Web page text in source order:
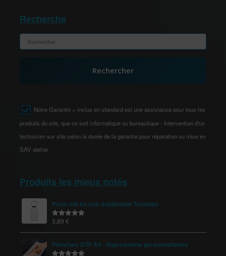
Recherche
Rechercher
Notre Garantie + inclus en standard est une assistance pour tous les
produits du site, que ce soit informatique ou bureautique - Intervention d'un
technicien sur site selon la durée de la garantie pour réparation ou mise en
SAV atelier
Produits les mieux notés
Porte-clé en cuir sublimable Tonneau
Note5.00
3,89 €
Planches DTF A4 - Impressions personnalisées